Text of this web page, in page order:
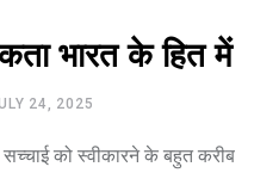
भारत के हित में
24, 2025
को स्वीकारने के बहुत करीब